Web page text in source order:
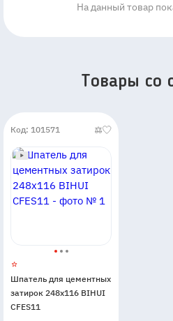
На данный товар
Товары со
Код: 101571
Шпатель для цементных
затирок 248х116 BIHUI
CFES11